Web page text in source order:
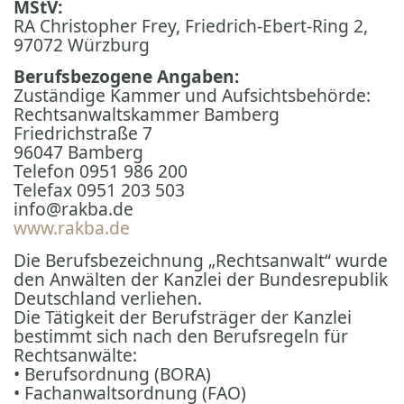
MStV:
RA Christopher Frey, Friedrich-Ebert-Ring 2,
97072 Würzburg
Berufsbezogene Angaben:
Zuständige Kammer und Aufsichtsbehörde:
Rechtsanwaltskammer Bamberg
Friedrichstraße 7
96047 Bamberg
Telefon 0951 986 200
Telefax 0951 203 503
info@rakba.de
www.rakba.de
Die Berufsbezeichnung „Rechtsanwalt“ wurde
den Anwälten der Kanzlei der Bundesrepublik
Deutschland verliehen.
Die Tätigkeit der Berufsträger der Kanzlei
bestimmt sich nach den Berufsregeln für
Rechtsanwälte:
• Berufsordnung (BORA)
• Fachanwaltsordnung (FAO)